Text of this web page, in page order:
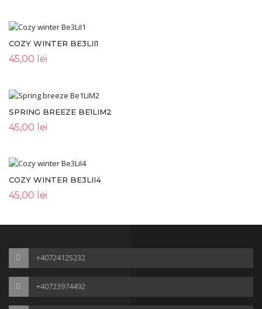
COZY WINTER BE3LII1
45,00 lei
SPRING BREEZE BE1LIM2
45,00 lei
COZY WINTER BE3LII4
45,00 lei
+40724125232
+40723974492